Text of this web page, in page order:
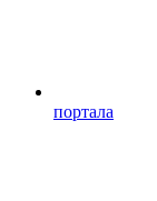
портала